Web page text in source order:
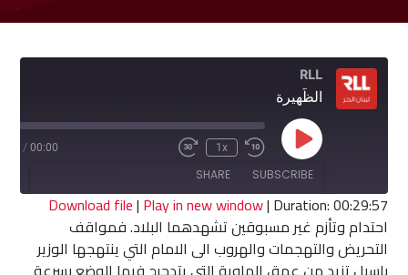
RLL
الظّهيرة
Play
Episode
Rewind
10
Seconds
1x
Fast
seconds
00:00
/
SUBSCRIBE
SHARE
RSS FEED
SHARE
Download file| Play in new window| Duration: 00:29:57
احتدام وتأزم غير مسبوقين تشهدهما البلاد. فمواقف
التحريض والتهجمات والهروب الى الامام التي ينتهجها الوزير